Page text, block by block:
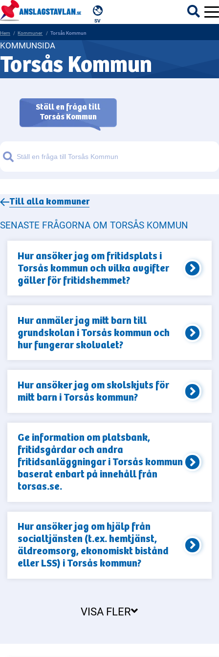
SV
ÄMNEN
REGIONER
Hem Kommuner Torsås Kommun
KOMMUNSIDA
Torsås Kommun
Ställ en fråga till
Torsås Kommun
Sök
Till alla kommuner
SENASTE FRÅGORNA OM TORSÅS KOMMUN
Hur ansöker jag om fritidsplats i
Torsås kommun och vilka avgifter
gäller för fritidshemmet?
Hur anmäler jag mitt barn till
grundskolan i Torsås kommun och
hur fungerar skolvalet?
Hur ansöker jag om skolskjuts för
mitt barn i Torsås kommun?
Ge information om platsbank,
fritidsgårdar och andra
fritidsanläggningar i Torsås kommun
baserat enbart på innehåll från
torsas.se.
Hur ansöker jag om hjälp från
socialtjänsten (t.ex. hemtjänst,
äldreomsorg, ekonomiskt bistånd
eller LSS) i Torsås kommun?
VISA FLER